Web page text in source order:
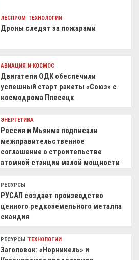
ЛЕСПРОМ ТЕХНОЛОГИИ
Дроны следят за пожарами
АВИАЦИЯ И КОСМОС
Двигатели ОДК обеспечили
успешный старт ракеты «Союз» с
космодрома Плесецк
ЭНЕРГЕТИКА
Россия и Мьянма подписали
межправительственное
соглашение о строительстве
атомной станции малой мощности
РЕСУРСЫ
РУСАЛ создает производство
ценного редкоземельного металла
скандия
РЕСУРСЫ ТЕХНОЛОГИИ
Заголовок: «Норникель» и